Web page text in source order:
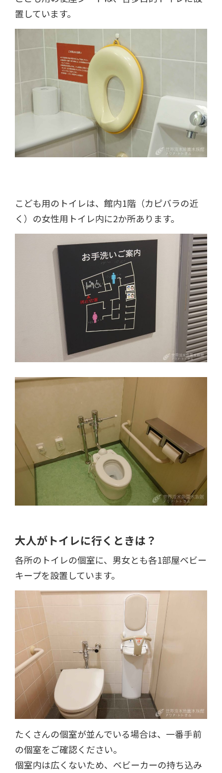
置しています。
こども用のトイレは、館内1階（カピバラの近
く）の女性用トイレ内に2か所あります。
大人がトイレに行くときは？
各所のトイレの個室に、男女とも各1部屋ベビー
キープを設置しています。
たくさんの個室が並んでいる場合は、一番手前
の個室をご確認ください。
個室内は広くないため、ベビーカーの持ち込み